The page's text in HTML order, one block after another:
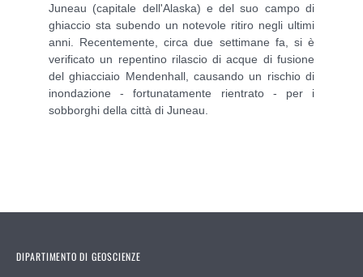
Juneau (capitale dell'Alaska) e del suo campo di
ghiaccio sta subendo un notevole ritiro negli ultimi
anni. Recentemente, circa due settimane fa, si è
verificato un repentino rilascio di acque di fusione
del ghiacciaio Mendenhall, causando un rischio di
inondazione - fortunatamente rientrato - per i
sobborghi della città di Juneau.
DIPARTIMENTO DI GEOSCIENZE